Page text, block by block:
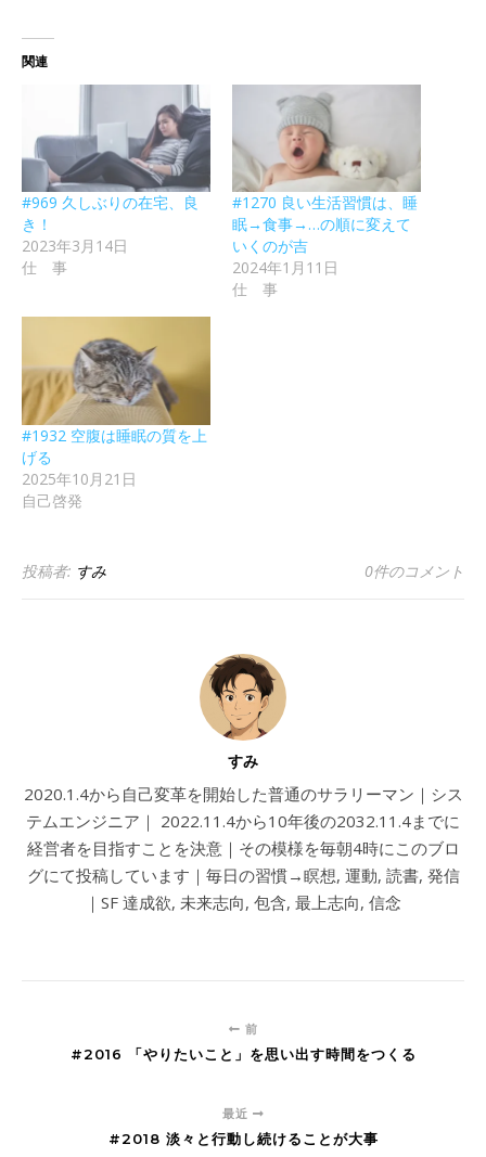
関連
#969 久しぶりの在宅、良
き！
2023年3月14日
仕 事
#1270 良い生活習慣は、睡
眠→食事→…の順に変えて
いくのが吉
2024年1月11日
仕 事
#1932 空腹は睡眠の質を上
げる
2025年10月21日
自己啓発
投稿者: すみ 0件のコメント
すみ
2020.1.4から自己変革を開始した普通のサラリーマン｜シス
テムエンジニア｜ 2022.11.4から10年後の2032.11.4までに
経営者を目指すことを決意｜その模様を毎朝4時にこのブロ
グにて投稿しています｜毎日の習慣→瞑想, 運動, 読書, 発信
｜SF 達成欲, 未来志向, 包含, 最上志向, 信念
前
#2016 「やりたいこと」を思い出す時間をつくる
最近
#2018 淡々と行動し続けることが大事